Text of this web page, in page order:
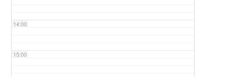
14:00
15:00